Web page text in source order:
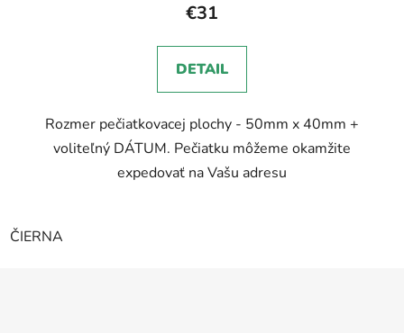
€31
DETAIL
Rozmer pečiatkovacej plochy - 50mm x 40mm +
voliteľný DÁTUM. Pečiatku môžeme okamžite
expedovať na Vašu adresu
ČIERNA